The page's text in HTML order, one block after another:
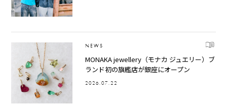
NEWS
MONAKA jewellery（モナカ ジュエリー）ブ
ランド初の旗艦店が銀座にオープン
2026.07.22